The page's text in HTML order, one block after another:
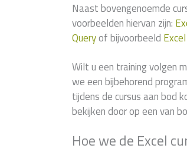
Naast bovengenoemde
voorbeelden hiervan zijn:
Queryof bijvoorbeeld
Wilt u een training volgen
we een bijbehorend
tijdens de cursus aan bod
bekijken door op een van
Hoe we de Excel